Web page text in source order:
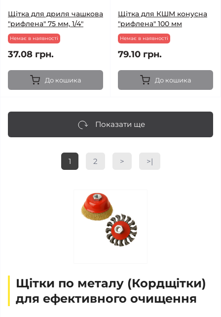
Щітка для дриля чашкова
"рифлена" 75 мм, 1/4"
Немає в наявності
37.08 грн.
До кошика
Щітка для КШМ конусна
"рифлена" 100 мм
Немає в наявності
79.10 грн.
До кошика
Показати ще
1 2 > >|
Щітки по металу (Кордщітки)
для ефективного очищення